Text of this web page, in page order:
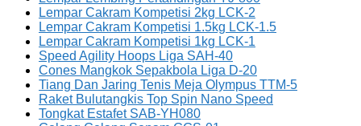
Lempar Cakram Kompetisi 2kg LCK-2
Lempar Cakram Kompetisi 1.5kg LCK-1.5
Lempar Cakram Kompetisi 1kg LCK-1
Speed Agility Hoops Liga SAH-40
Cones Mangkok Sepakbola Liga D-20
Tiang Dan Jaring Tenis Meja Olympus TTM-5
Raket Bulutangkis Top Spin Nano Speed
Tongkat Estafet SAB-YH080